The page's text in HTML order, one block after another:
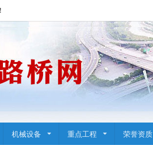
机械设备 重点工程 荣誉资质